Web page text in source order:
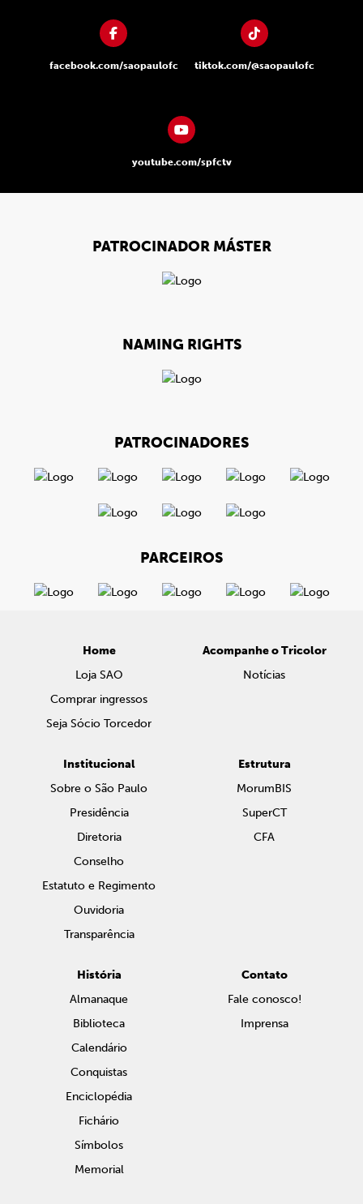
facebook.com/saopaulofc tiktok.com/@saopaulofc
youtube.com/spfctv
PATROCINADOR MÁSTER
NAMING RIGHTS
PATROCINADORES
PARCEIROS
Home
Loja SAO
Comprar ingressos
Seja Sócio Torcedor
Acompanhe o Tricolor
Notícias
Institucional
Sobre o São Paulo
Presidência
Diretoria
Conselho
Estatuto e Regimento
Ouvidoria
Transparência
Estrutura
MorumBIS
SuperCT
CFA
História
Almanaque
Biblioteca
Calendário
Conquistas
Enciclopédia
Fichário
Símbolos
Memorial
Contato
Fale conosco!
Imprensa